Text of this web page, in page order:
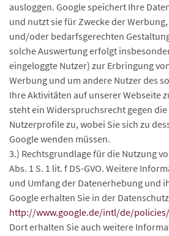
ausloggen. Google speichert Ihre
und nutzt sie für Zwecke der
und/oder bedarfsgerechten
solche Auswertung erfolgt
eingeloggte Nutzer) zur Erbringung
Werbung und um andere Nutzer des
Ihre Aktivitäten auf unserer Webseite
steht ein Widerspruchsrecht gegen
Nutzerprofile zu, wobei Sie sich zu
Google wenden müssen.
3.) Rechtsgrundlage für die Nutzung
Abs. 1 S. 1 lit. f DS-GVO. Weitere
und Umfang der Datenerhebung und
Google erhalten Sie in der
http://www.google.de/intl/de/
Dort erhalten Sie auch weitere